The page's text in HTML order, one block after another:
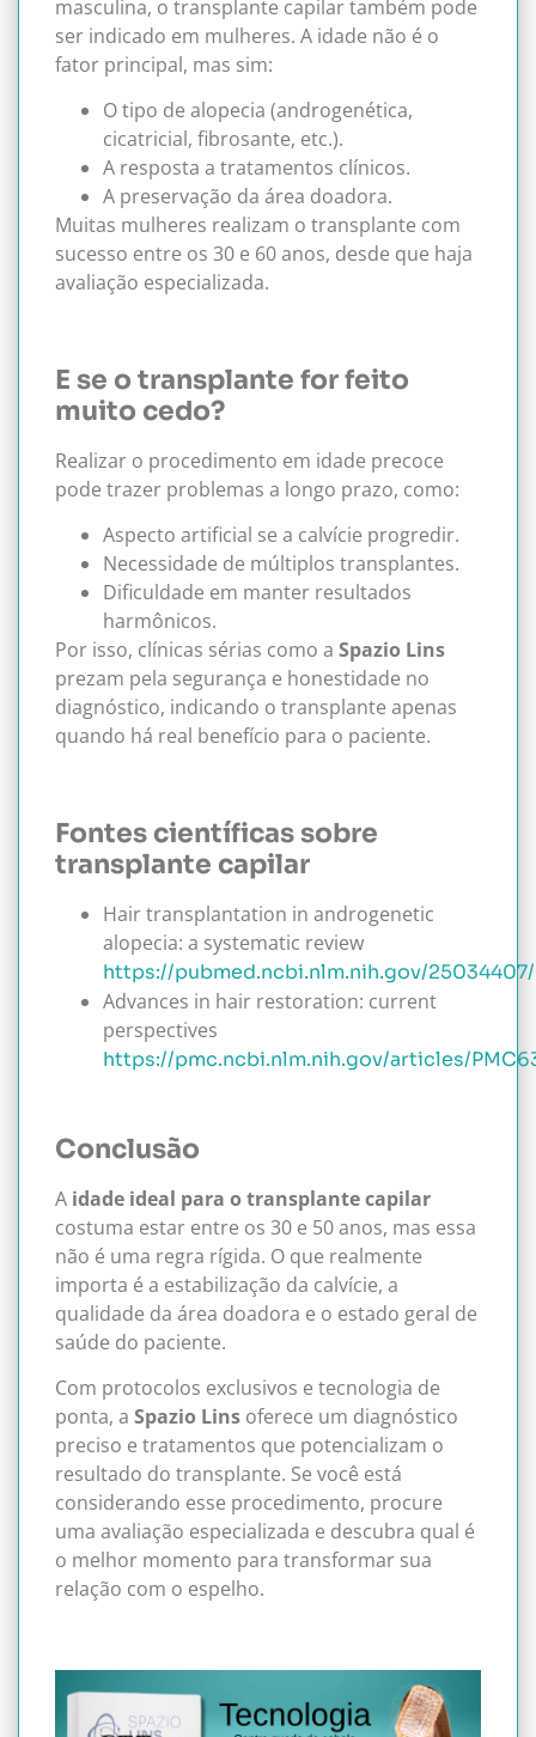
masculina, o transplante capilar também pode
ser indicado em mulheres. A idade não é o
fator principal, mas sim:
O tipo de alopecia (androgenética,
cicatricial, fibrosante, etc.).
A resposta a tratamentos clínicos.
A preservação da área doadora.
Muitas mulheres realizam o transplante com
sucesso entre os 30 e 60 anos, desde que haja
avaliação especializada.
E se o transplante for feito
muito cedo?
Realizar o procedimento em idade precoce
pode trazer problemas a longo prazo, como:
Aspecto artificial se a calvície progredir.
Necessidade de múltiplos transplantes.
Dificuldade em manter resultados
harmônicos.
Por isso, clínicas sérias como a Spazio Lins
prezam pela segurança e honestidade no
diagnóstico, indicando o transplante apenas
quando há real benefício para o paciente.
Fontes científicas sobre
transplante capilar
Hair transplantation in androgenetic
alopecia: a systematic review
https://pubmed.ncbi.nlm.nih.gov/25034407/
Advances in hair restoration: current
perspectives
https://pmc.ncbi.nlm.nih.gov/articles/
Conclusão
A idade ideal para o transplante capilar
costuma estar entre os 30 e 50 anos, mas essa
não é uma regra rígida. O que realmente
importa é a estabilização da calvície, a
qualidade da área doadora e o estado geral de
saúde do paciente.
Com protocolos exclusivos e tecnologia de
ponta, a Spazio Lins oferece um diagnóstico
preciso e tratamentos que potencializam o
resultado do transplante. Se você está
considerando esse procedimento, procure
uma avaliação especializada e descubra qual é
o melhor momento para transformar sua
relação com o espelho.